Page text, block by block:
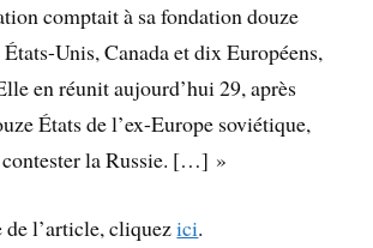
comptait à sa fondation douze
Unis, Canada et dix Européens,
en réunit aujourd’hui 29, après
États de l’ex-Europe soviétique,
contester la Russie. […] »
de l’article, cliquezici.